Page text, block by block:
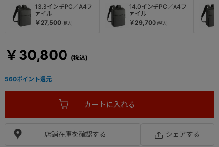
￥30,800
13.3インチPC／A4フ
ァイル
￥27,500
14.0インチPC／A4フ
ァイル
￥29,700
店舗在庫を確認する シェアする
560ポイント還元